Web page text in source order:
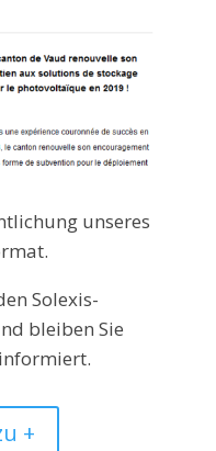
unseres
Solexis-
bleiben Sie
+